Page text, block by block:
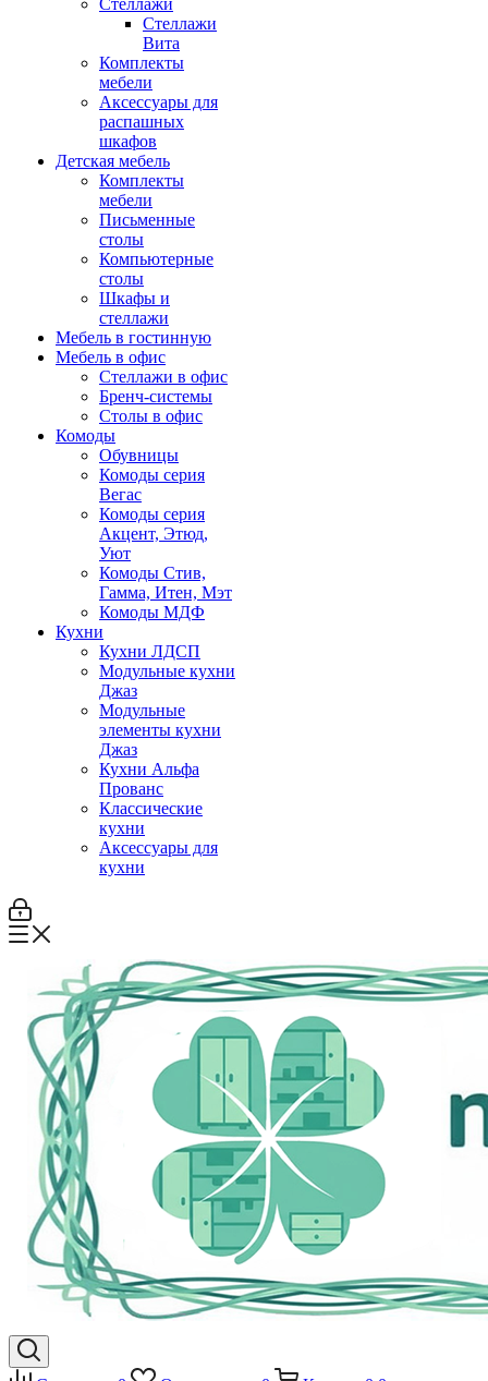
Стеллажи
Стеллажи
Вита
Комплекты
мебели
Аксессуары для
распашных
шкафов
Детская мебель
Комплекты
мебели
Письменные
столы
Компьютерные
столы
Шкафы и
стеллажи
Мебель в гостинную
Мебель в офис
Стеллажи в офис
Бренч-системы
Столы в офис
Комоды
Обувницы
Комоды серия
Вегас
Комоды серия
Акцент, Этюд,
Уют
Комоды Стив,
Гамма, Итен, Мэт
Комоды МДФ
Кухни
Кухни ЛДСП
Модульные кухни
Джаз
Модульные
элементы кухни
Джаз
Кухни Альфа
Прованс
Классические
кухни
Аксессуары для
кухни